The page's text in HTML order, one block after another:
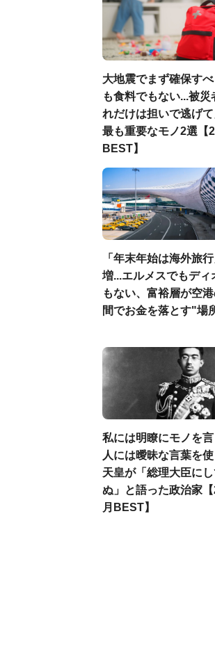
大地震でまず確保す
も食料でもない...被災
れだけは担いで逃げて
最も重要なモノ2選【
BEST】
「年末年始は海外旅
増...エルメスでもディ
もない、富裕層が空
間でお金を落とす"場
私には明瞭にモノを
人には曖昧な言葉を
天皇が「総理大臣に
ぬ」と語った政治家
月BEST】